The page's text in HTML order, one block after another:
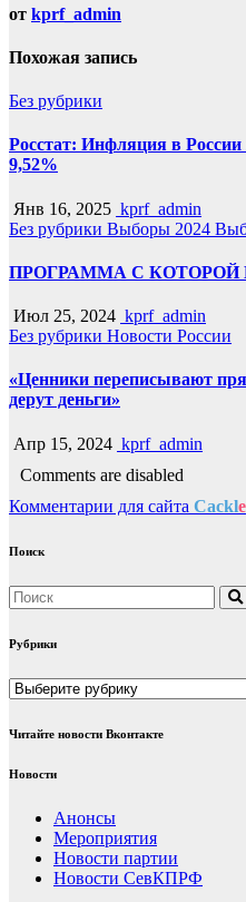
от kprf_admin
Похожая запись
Без рубрики
Росстат: Инфляция в России
9,52%
Янв 16, 2025 kprf_admin
Без рубрики Выборы 2024
ПРОГРАММА С КОТОРОЙ
Июл 25, 2024 kprf_admin
Без рубрики Новости России
«Ценники переписывают
дерут деньги»
Апр 15, 2024 kprf_admin
Comments are disabled
Комментарии для сайта Cackle
Поиск
Рубрики
Рубрики
Читайте новости Вконтакте
Новости
Анонсы
Мероприятия
Новости партии
Новости СевКПРФ